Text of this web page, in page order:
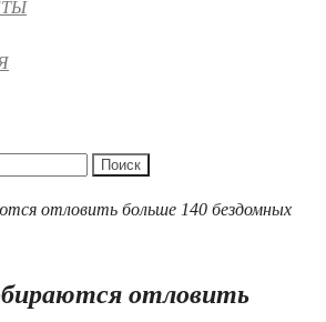
отловить